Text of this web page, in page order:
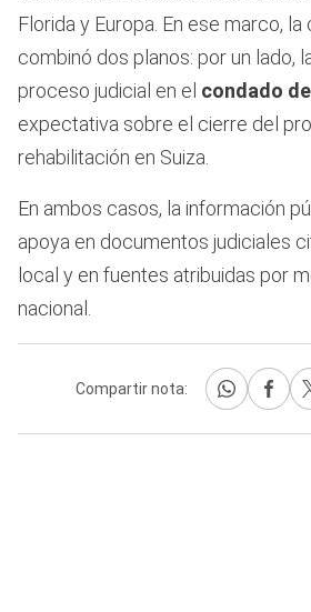
Florida y Europa. En ese marco,
combinó dos planos: por un lado,
proceso judicial en el condado
expectativa sobre el cierre del
rehabilitación en Suiza.
En ambos casos, la información
apoya en documentos judiciales
local y en fuentes atribuidas por
nacional.
Compartir nota: